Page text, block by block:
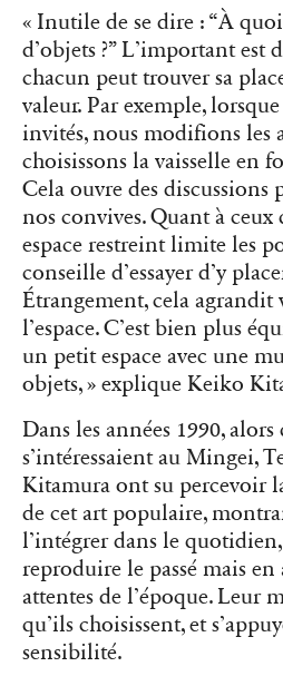
« Inutile de se dire : “À
d’objets ?” L’important est
chacun peut trouver sa
valeur. Par exemple,
invités, nous modifions les
choisissons la vaisselle en
Cela ouvre des discussions
nos convives. Quant à
espace restreint limite les
conseille d’essayer d’y
Étrangement, cela agrandit
l’espace. C’est bien plus
un petit espace avec une
objets, » explique Keiko
Dans les années 1990,
s’intéressaient au Mingei,
Kitamura ont su percevoir
de cet art populaire,
l’intégrer dans le
reproduire le passé mais
attentes de l’époque. Leur
qu’ils choisissent, et
sensibilité.